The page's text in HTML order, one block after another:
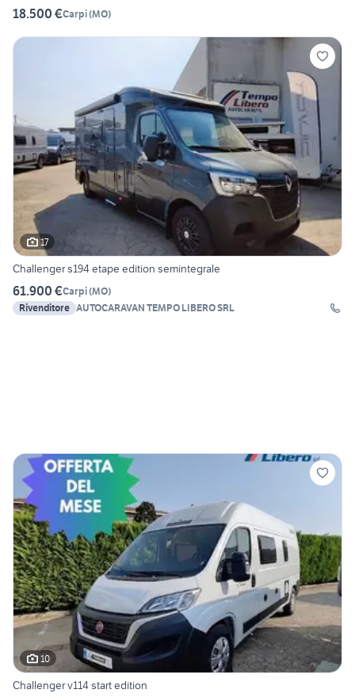
18.500 €Carpi(MO)
17
Challenger s194 etape edition semintegrale
61.900 €Carpi(MO)
Rivenditore AUTOCARAVAN TEMPO LIBERO SRL
10
Challenger v114 start edition